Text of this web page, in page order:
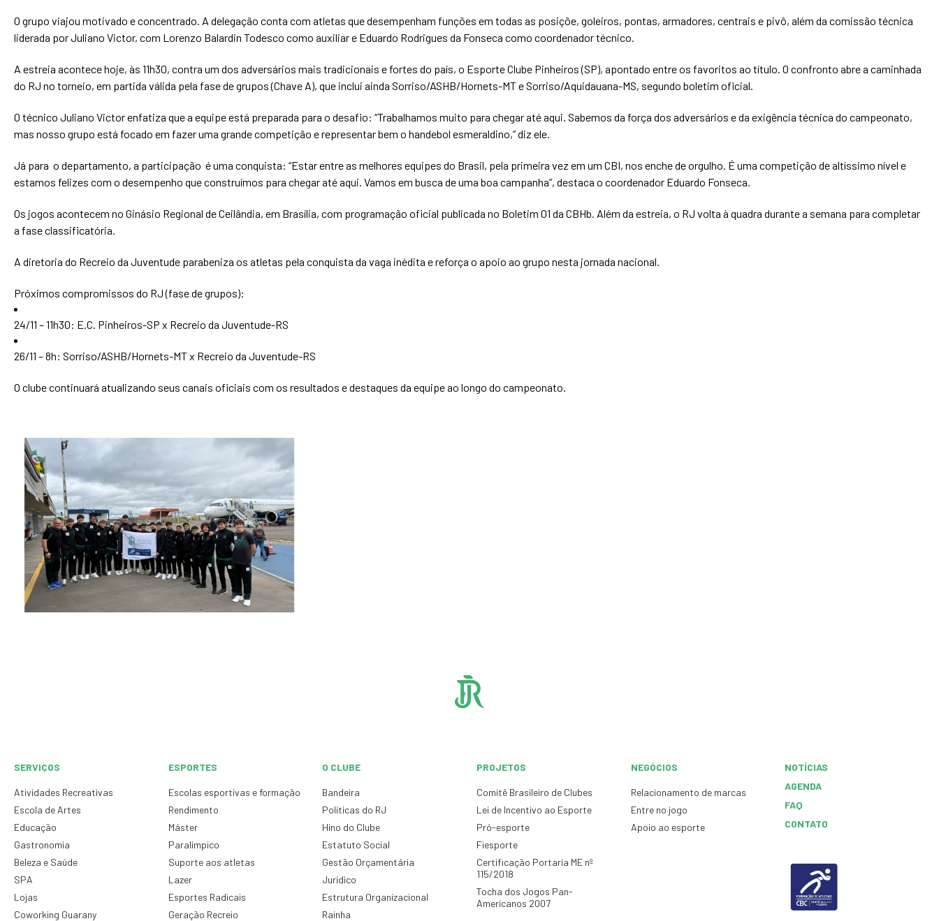
O grupo viajou motivado e concentrado. A delegação conta com atletas que desempenham funções em todas as posiçõe, goleiros, pontas, armadores, centrais e pivô, além da comissão técnica
liderada por Juliano Victor, com Lorenzo Balardin Todesco como auxiliar e Eduardo Rodrigues da Fonseca como coordenador técnico.
A estreia acontece hoje, às 11h30, contra um dos adversários mais tradicionais e fortes do país, o Esporte Clube Pinheiros (SP), apontado entre os favoritos ao título. O confronto abre a caminhada
do RJ no torneio, em partida válida pela fase de grupos (Chave A), que inclui ainda Sorriso/ASHB/Hornets-MT e Sorriso/Aquidauana-MS, segundo boletim oficial.
O técnico Juliano Victor enfatiza que a equipe está preparada para o desafio: “Trabalhamos muito para chegar até aqui. Sabemos da força dos adversários e da exigência técnica do campeonato,
mas nosso grupo está focado em fazer uma grande competição e representar bem o handebol esmeraldino,” diz ele.
Já para o departamento, a participação é uma conquista: “Estar entre as melhores equipes do Brasil, pela primeira vez em um CBI, nos enche de orgulho. É uma competição de altíssimo nível e
estamos felizes com o desempenho que construímos para chegar até aqui. Vamos em busca de uma boa campanha”, destaca o coordenador Eduardo Fonseca.
Os jogos acontecem no Ginásio Regional de Ceilândia, em Brasília, com programação oficial publicada no Boletim 01 da CBHb. Além da estreia, o RJ volta à quadra durante a semana para completar
a fase classificatória.
A diretoria do Recreio da Juventude parabeniza os atletas pela conquista da vaga inédita e reforça o apoio ao grupo nesta jornada nacional.
Próximos compromissos do RJ (fase de grupos):
24/11 – 11h30: E.C. Pinheiros-SP x Recreio da Juventude-RS
26/11 – 8h: Sorriso/ASHB/Hornets-MT x Recreio da Juventude-RS
O clube continuará atualizando seus canais oficiais com os resultados e destaques da equipe ao longo do campeonato.
SERVIÇOS
Atividades Recreativas
Escola de Artes
Educação
Gastronomia
Beleza e Saúde
SPA
Lojas
Coworking Guarany
ESPORTES
Escolas esportivas e formação
Rendimento
Máster
Paralímpico
Suporte aos atletas
Lazer
Esportes Radicais
Geração Recreio
O CLUBE
Bandeira
Políticas do RJ
Hino do Clube
Estatuto Social
Gestão Orçamentária
Jurídico
Estrutura Organizacional
Rainha
PROJETOS
Comitê Brasileiro de Clubes
Lei de Incentivo ao Esporte
Pró-esporte
Fiesporte
Certificação Portaria ME nº
115/2018
Tocha dos Jogos Pan-
Americanos 2007
NEGÓCIOS
Relacionamento de marcas
Entre no jogo
Apoio ao esporte
NOTÍCIAS
AGENDA
FAQ
CONTATO